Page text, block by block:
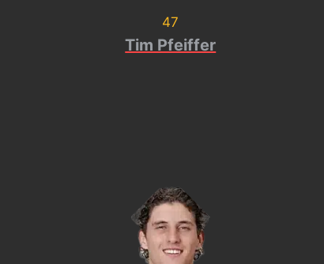
47
Tim Pfeiffer